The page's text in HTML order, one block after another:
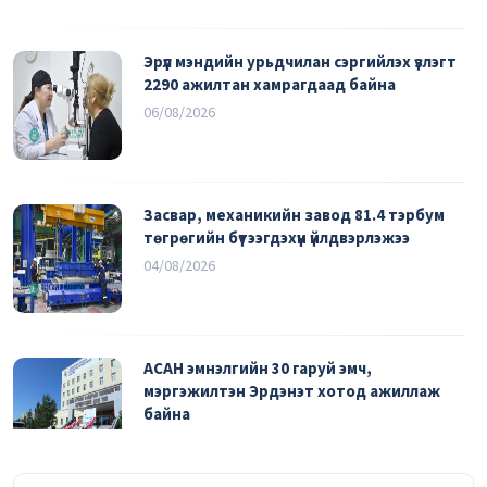
Эрүүл мэндийн урьдчилан сэргийлэх үзлэгт
2290 ажилтан хамрагдаад байна
06/08/2026
Засвар, механикийн завод 81.4 тэрбум
төгрөгийн бүтээгдэхүүн үйлдвэрлэжээ
04/08/2026
АСАН эмнэлгийн 30 гаруй эмч,
мэргэжилтэн Эрдэнэт хотод ажиллаж
байна